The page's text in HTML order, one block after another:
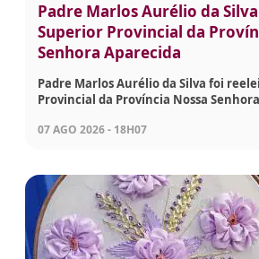
Padre Marlos Aurélio da
Superior Provincial da
Senhora Aparecida
Padre Marlos Aurélio da Silva foi
Provincial da Província Nossa
07 AGO 2026 - 18H07